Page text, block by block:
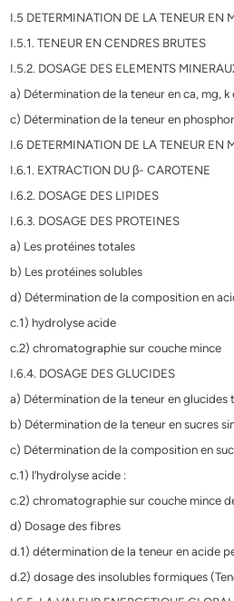
I.5 DETERMINATION DE LA TENEUR EN
I.5.1. TENEUR EN CENDRES BRUTES
I.5.2. DOSAGE DES ELEMENTS
a) Détermination de la teneur en ca, mg, k
c) Détermination de la teneur en
I.6 DETERMINATION DE LA TENEUR EN
I.6.1. EXTRACTION DU β- CAROTENE
I.6.2. DOSAGE DES LIPIDES
I.6.3. DOSAGE DES PROTEINES
a) Les protéines totales
b) Les protéines solubles
d) Détermination de la composition en
c.1) hydrolyse acide
c.2) chromatographie sur couche mince
I.6.4. DOSAGE DES GLUCIDES
a) Détermination de la teneur en glucides
b) Détermination de la teneur en sucres
c) Détermination de la composition en
c.1) l’hydrolyse acide :
c.2) chromatographie sur couche mince
d) Dosage des fibres
d.1) détermination de la teneur en acide
d.2) dosage des insolubles formiques